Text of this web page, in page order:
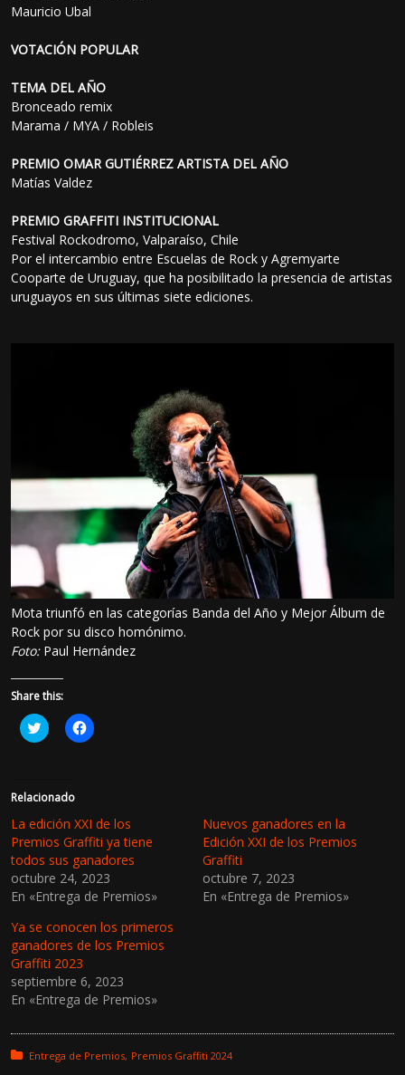
Mauricio Ubal
VOTACIÓN POPULAR
TEMA DEL AÑO
Bronceado remix
Marama / MYA / Robleis
PREMIO OMAR GUTIÉRREZ ARTISTA DEL AÑO
Matías Valdez
PREMIO GRAFFITI INSTITUCIONAL
Festival Rockodromo, Valparaíso, Chile
Por el intercambio entre Escuelas de Rock y Agremyarte
Cooparte de Uruguay, que ha posibilitado la presencia de artistas
uruguayos en sus últimas siete ediciones.
Mota triunfó en las categorías Banda del Año y Mejor Álbum de
Rock por su disco homónimo.
Foto:Paul Hernández
Share this:
H
a
c
a
r
a
c
o
m
p
a
t
i
r
e
n
T
w
i
t
r
H
a
a
r
a
c
o
m
p
a
t
i
r
F
a
c
b
o
Relacionado
La edición XXI de los
Premios Graffiti ya tiene
todos sus ganadores
octubre 24, 2023
En «Entrega de Premios»
Nuevos ganadores en la
Edición XXI de los Premios
Graffiti
octubre 7, 2023
En «Entrega de Premios»
Ya se conocen los primeros
ganadores de los Premios
Graffiti 2023
septiembre 6, 2023
En «Entrega de Premios»
Posted in:
Entrega de Premios Premios Graffiti 2024